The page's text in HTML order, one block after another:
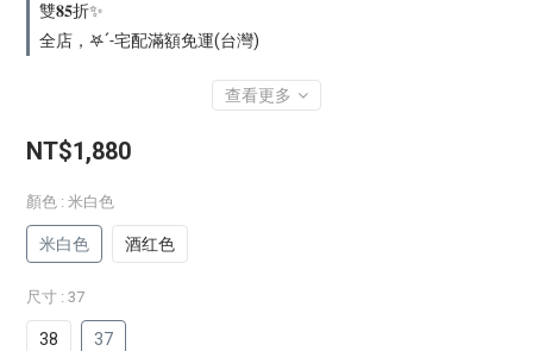
雙𝟖𝟓折✨
全店，𖤐ˊ˗宅配滿額免運(台灣)
查看更多
NT$1,880
顏色 : 米白色
米白色 酒红色
尺寸 : 37
38 37